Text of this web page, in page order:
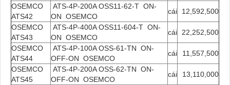
OSEMCO
ATS42
ATS-4P-200A OSS11-62-T ON-
ON OSEMCO
cái
12,592,500
OSEMCO
ATS43
ATS-4P-400A OSS11-604-T ON-
ON OSEMCO
cái
22,252,500
OSEMCO
ATS44
ATS-4P-100A OSS-61-TN ON-
OFF-ON OSEMCO
cái
11,557,500
OSEMCO
ATS45
ATS-4P-200A OSS-62-TN ON-
OFF-ON OSEMCO
cái
13,110,000